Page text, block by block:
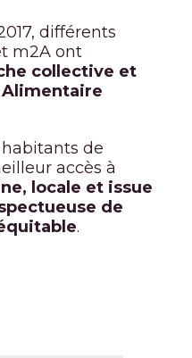
différents
m2A ont
collective et
habitants de
accès à
locale et issue
de
.